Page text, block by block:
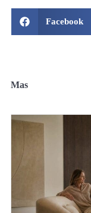
Facebook
Mas